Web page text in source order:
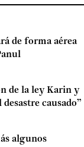
de forma aérea
de la ley Karin y
causado”
algunos